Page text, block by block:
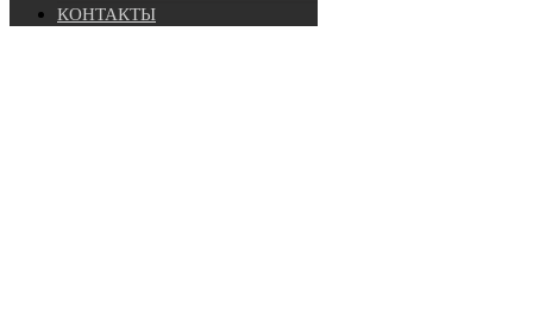
КОНТАКТЫ